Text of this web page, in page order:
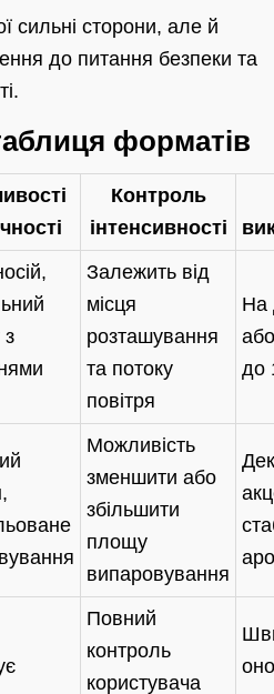
сильні сторони, але й
до питання безпеки та
форматів
Контроль
інтенсивності
з
Залежить від
місця
розташування
та потоку
повітря
На
до
Можливість
зменшити або
збільшити
площу
випаровування
Повний
контроль
користувача